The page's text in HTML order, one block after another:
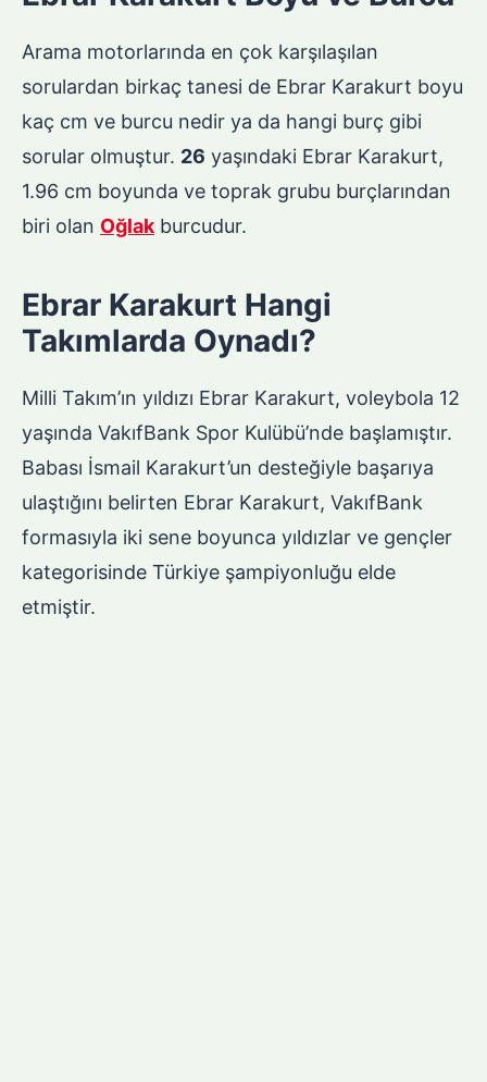
Arama motorlarında en çok karşılaşılan
sorulardan birkaç tanesi de Ebrar Karakurt boyu
kaç cm ve burcu nedir ya da hangi burç gibi
sorular olmuştur. 26 yaşındaki Ebrar Karakurt,
1.96 cm boyunda ve toprak grubu burçlarından
biri olan Oğlakburcudur.
Ebrar Karakurt Hangi
Takımlarda Oynadı?
Milli Takım’ın yıldızı Ebrar Karakurt, voleybola 12
yaşında VakıfBank Spor Kulübü’nde başlamıştır.
Babası İsmail Karakurt’un desteğiyle başarıya
ulaştığını belirten Ebrar Karakurt, VakıfBank
formasıyla iki sene boyunca yıldızlar ve gençler
kategorisinde Türkiye şampiyonluğu elde
etmiştir.